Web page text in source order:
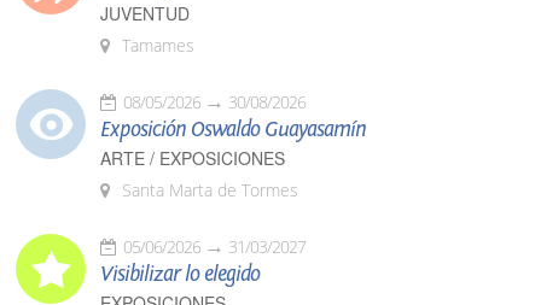
JUVENTUD
Tamames
08/05/2026 30/08/2026
Exposición Oswaldo Guayasamín
ARTE / EXPOSICIONES
Santa Marta de Tormes
05/06/2026 31/03/2027
Visibilizar lo elegido